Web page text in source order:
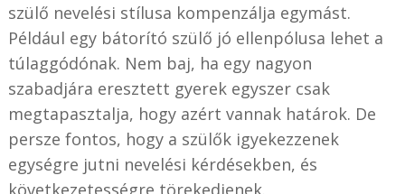
szülő nevelési stílusa kompenzálja egymást.
Például egy bátorító szülő jó ellenpólusa lehet a
túlaggódónak. Nem baj, ha egy nagyon
szabadjára eresztett gyerek egyszer csak
megtapasztalja, hogy azért vannak határok. De
persze fontos, hogy a szülők igyekezzenek
egységre jutni nevelési kérdésekben, és
következetességre törekedjenek.